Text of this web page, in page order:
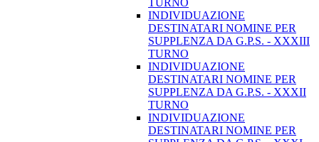
TURNO
INDIVIDUAZIONE
DESTINATARI NOMINE PER
SUPPLENZA DA G.P.S. - XXXIII
TURNO
INDIVIDUAZIONE
DESTINATARI NOMINE PER
SUPPLENZA DA G.P.S. - XXXII
TURNO
INDIVIDUAZIONE
DESTINATARI NOMINE PER